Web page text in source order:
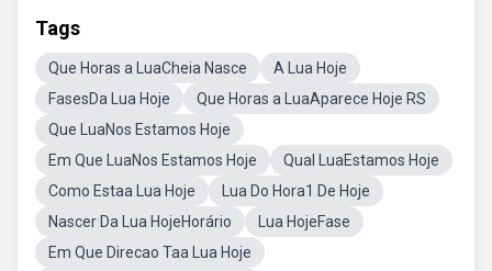
Tags
Que Horas a LuaCheia Nasce
A Lua Hoje
FasesDa Lua Hoje
Que Horas a LuaAparece Hoje RS
Que LuaNos Estamos Hoje
Em Que LuaNos Estamos Hoje
Qual LuaEstamos Hoje
Como Estaa Lua Hoje
Lua Do Hora1 De Hoje
Nascer Da Lua HojeHorário
Lua HojeFase
Em Que Direcao Taa Lua Hoje